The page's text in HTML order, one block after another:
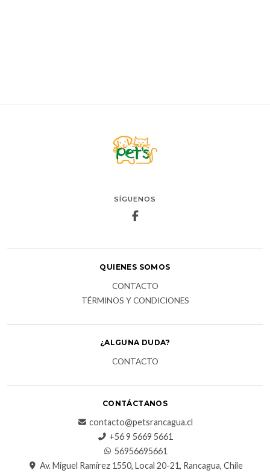
SÍGUENOS
QUIENES SOMOS
CONTACTO
TÉRMINOS Y CONDICIONES
¿ALGUNA DUDA?
CONTACTO
CONTÁCTANOS
contacto@petsrancagua.cl
‪+56 9 5669 5661‬
56956695661‬
Av. Miguel Ramírez 1550, Local 20-21, Rancagua, Chile